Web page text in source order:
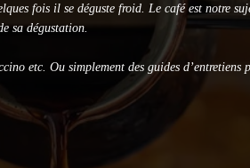
fois il se déguste froid. Le café est notre
sa dégustation.
etc. Ou simplement des guides d’entretiens